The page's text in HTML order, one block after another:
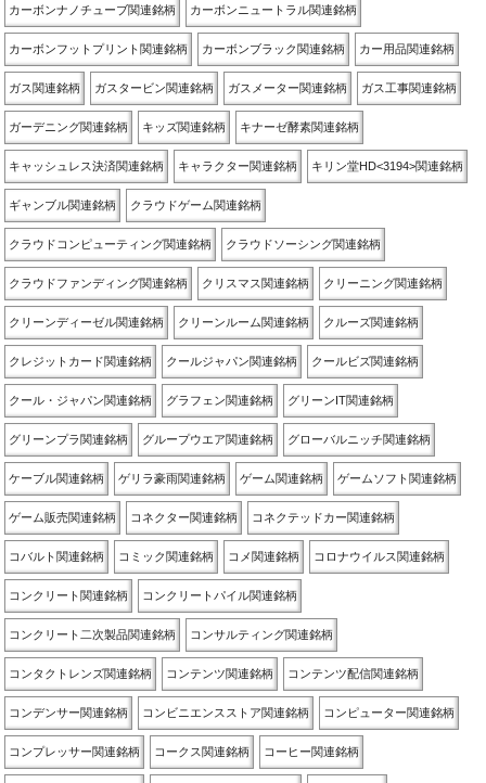
カーボンナノチューブ関連銘柄 カーボンニュートラル関連銘柄
カーボンフットプリント関連銘柄 カーボンブラック関連銘柄 カー用品関連銘柄
ガス関連銘柄 ガスタービン関連銘柄 ガスメーター関連銘柄 ガス工事関連銘柄
ガーデニング関連銘柄 キッズ関連銘柄 キナーゼ酵素関連銘柄
キャッシュレス決済関連銘柄 キャラクター関連銘柄 キリン堂HD<3194>関連銘柄
ギャンブル関連銘柄 クラウドゲーム関連銘柄
クラウドコンピューティング関連銘柄 クラウドソーシング関連銘柄
クラウドファンディング関連銘柄 クリスマス関連銘柄 クリーニング関連銘柄
クリーンディーゼル関連銘柄 クリーンルーム関連銘柄 クルーズ関連銘柄
クレジットカード関連銘柄 クールジャパン関連銘柄 クールビズ関連銘柄
クール・ジャパン関連銘柄 グラフェン関連銘柄 グリーンIT関連銘柄
グリーンプラ関連銘柄 グループウエア関連銘柄 グローバルニッチ関連銘柄
ケーブル関連銘柄 ゲリラ豪雨関連銘柄 ゲーム関連銘柄 ゲームソフト関連銘柄
ゲーム販売関連銘柄 コネクター関連銘柄 コネクテッドカー関連銘柄
コバルト関連銘柄 コミック関連銘柄 コメ関連銘柄 コロナウイルス関連銘柄
コンクリート関連銘柄 コンクリートパイル関連銘柄
コンクリート二次製品関連銘柄 コンサルティング関連銘柄
コンタクトレンズ関連銘柄 コンテンツ関連銘柄 コンテンツ配信関連銘柄
コンデンサー関連銘柄 コンビニエンスストア関連銘柄 コンピューター関連銘柄
コンプレッサー関連銘柄 コークス関連銘柄 コーヒー関連銘柄